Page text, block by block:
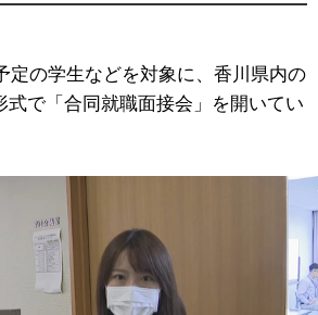
の学生などを対象に、香川県内の
式で「合同就職面接会」を開いてい